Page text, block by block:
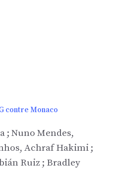
contre Monaco
; Nuno Mendes,
Achraf Hakimi ;
Ruiz ; Bradley